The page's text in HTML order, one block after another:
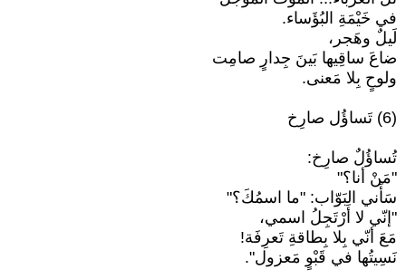
في خَيْمَةِ البُؤَساء.
لَيلٌ وهَجر،
ضاعَ ساقِيها بَينَ جِدارٍ صامِت
ولوحٍ بِلا مَعنى.
(6) تَساؤُل صارِخ
تُساؤُلٌ صارِخ:
"مَنْ أنا؟"
سَأَني البَوّاب: "ما اسمُكَ؟"
"إنّي لا أَرْتَجِلُ اسمي،
مَعَ أنّي بِلا بِطاقةِ تَعرِفَة!
نَسِيتُها في قَبْوٍ مَعزول".